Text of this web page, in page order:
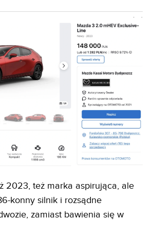
2023, też marka aspirująca, ale
konny silnik i rozsądne
zamiast bawienia się w